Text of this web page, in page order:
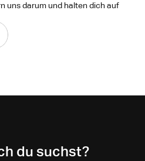
uns darum und halten dich auf
du suchst?